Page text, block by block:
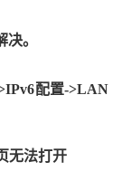
。
配置->LAN
无法打开